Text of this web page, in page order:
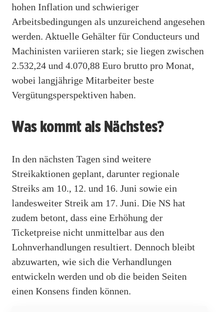
hohen Inflation und schwieriger
Arbeitsbedingungen als unzureichend angesehen
werden. Aktuelle Gehälter für Conducteurs und
Machinisten variieren stark; sie liegen zwischen
2.532,24 und 4.070,88 Euro brutto pro Monat,
wobei langjährige Mitarbeiter beste
Vergütungsperspektiven haben.
Was kommt als Nächstes?
In den nächsten Tagen sind weitere
Streikaktionen geplant, darunter regionale
Streiks am 10., 12. und 16. Juni sowie ein
landesweiter Streik am 17. Juni. Die NS hat
zudem betont, dass eine Erhöhung der
Ticketpreise nicht unmittelbar aus den
Lohnverhandlungen resultiert. Dennoch bleibt
abzuwarten, wie sich die Verhandlungen
entwickeln werden und ob die beiden Seiten
einen Konsens finden können.